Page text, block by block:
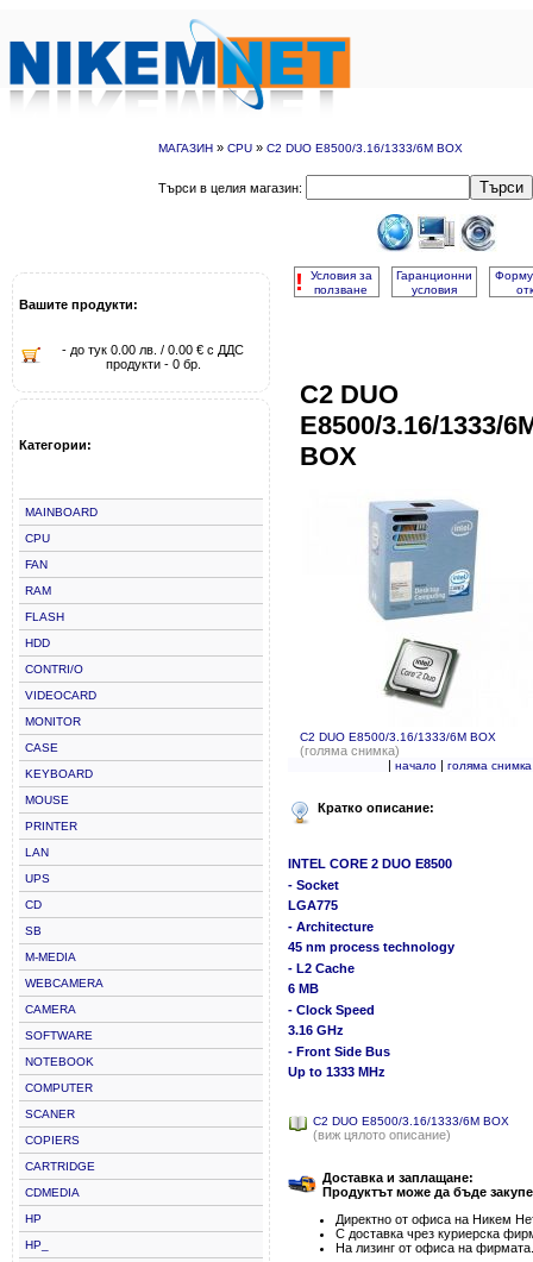
МАГАЗИН » CPU » C2 DUO E8500/3.16/1333/6M BOX
Търси в целия магазин: Търси
Вашите продукти:
- до тук 0.00 лв. / 0.00 € с ДДС
продукти - 0 бр.
Категории:
MAINBOARD
CPU
FAN
RAM
FLASH
HDD
CONTRI/O
VIDEOCARD
MONITOR
CASE
KEYBOARD
MOUSE
PRINTER
LAN
UPS
CD
SB
M-MEDIA
WEBCAMERA
CAMERA
SOFTWARE
NOTEBOOK
COMPUTER
SCANER
COPIERS
CARTRIDGE
CDMEDIA
HP
HP_
!
Условия за
ползване
Гаранционни
условия
C2 DUO
E8500/3.16/1333/
BOX
C2 DUO E8500/3.16/1333/6M BOX
(голяма снимка)
| начало| голяма снимка
Кратко описание:
INTEL CORE 2 DUO E8500
- Socket
LGA775
- Architecture
45 nm process technology
- L2 Cache
6 MB
- Clock Speed
3.16 GHz
- Front Side Bus
Up to 1333 MHz
C2 DUO E8500/3.16/1333/6M BOX
(виж цялото описание)
Доставка и заплащане:
Продуктът може да бъде
Директно от офиса на Никем
С доставка чрез куриерска
На лизинг от офиса на фирмата.